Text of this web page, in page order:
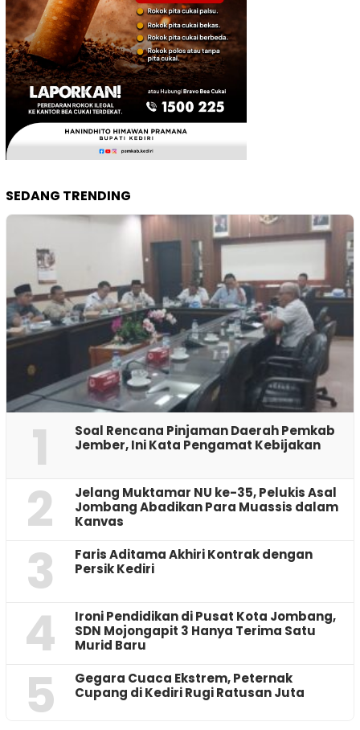
SEDANG TRENDING
1
‎Soal Rencana Pinjaman Daerah Pemkab
Jember, Ini Kata Pengamat Kebijakan ‎
2
Jelang Muktamar NU ke-35, Pelukis Asal
Jombang Abadikan Para Muassis dalam
Kanvas
3
Faris Aditama Akhiri Kontrak dengan
Persik Kediri
4
Ironi Pendidikan di Pusat Kota Jombang,
SDN Mojongapit 3 Hanya Terima Satu
Murid Baru
5
‎Gegara Cuaca Ekstrem, Peternak
Cupang di Kediri Rugi Ratusan Juta